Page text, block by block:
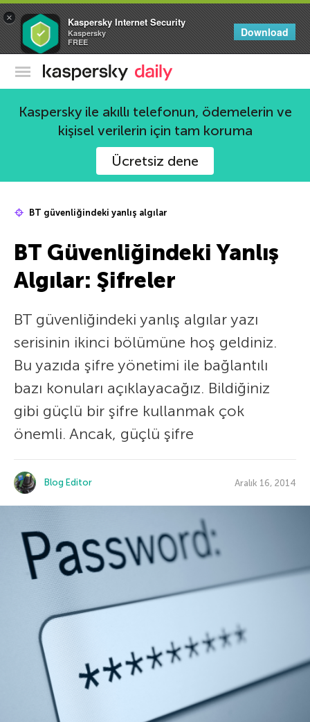
× Kaspersky Internet Security
Kaspersky
FREE
Download
Kaspersky Resmi Blogu
Kaspersky ile akıllı telefonun, ödemelerin ve
kişisel verilerin için tam koruma
Ücretsiz dene
BT güvenliğindeki yanlış algılar
BT Güvenliğindeki Yanlış
Algılar: Şifreler
BT güvenliğindeki yanlış algılar yazı
serisinin ikinci bölümüne hoş geldiniz.
Bu yazıda şifre yönetimi ile bağlantılı
bazı konuları açıklayacağız. Bildiğiniz
gibi güçlü bir şifre kullanmak çok
önemli. Ancak, güçlü şifre
Blog Editor Aralık 16, 2014